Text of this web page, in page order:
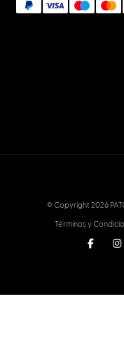
© Copyright 2026
Términos y